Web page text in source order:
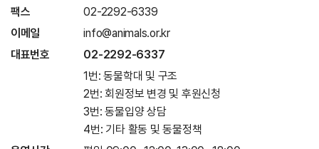
팩스
02-2292-6339
이메일
info@animals.or.kr
대표번호
02-2292-6337
1번: 동물학대 및 구조
2번: 회원정보 변경 및 후원신청
3번: 동물입양 상담
4번: 기타 활동 및 동물정책